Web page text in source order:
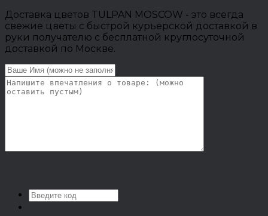
Доставка цветов TULPAN MOSCOW - это всегда
свежие цветы с быстрой курьерской доставкой в
руки получателю с бесплатной круглосуточной
доставкой по Москве.